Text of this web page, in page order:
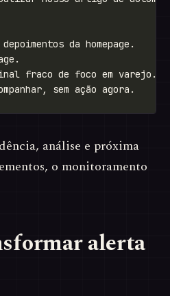
análise e próxima
o monitoramento
alerta